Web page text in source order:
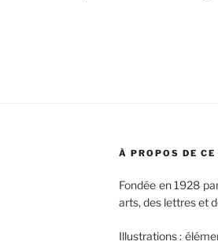
À PROPOS DE
Fondée en 1928
arts, des lettres et
Illustrations :